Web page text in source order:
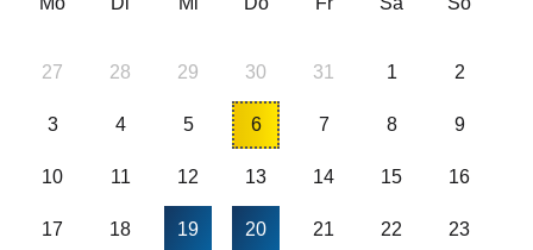
27 28 29 30 31 1 2
3 4 5 6 7 8 9
10 11 12 13 14 15 16
17 18 19 20 21 22 23